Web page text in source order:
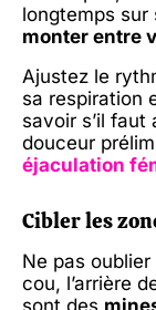
longtemps sur
monter entre
Ajustez le
sa respiration
savoir s’il
douceur
éjaculation
Cibler les
Ne pas
cou, l’arrière